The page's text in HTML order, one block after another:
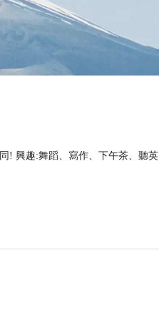
! 興趣:舞蹈、寫作、下午茶、聽英